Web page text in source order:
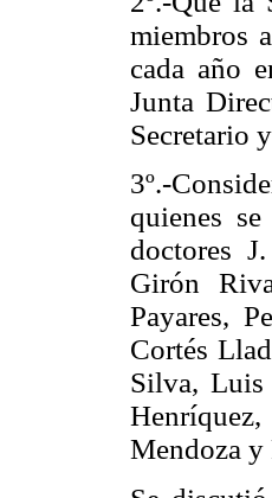
miembros
cada año
Junta
Secretario
3º.-
quienes
doctores
Girón
Payares,
Cortés
Silva, Luis
Mendoza